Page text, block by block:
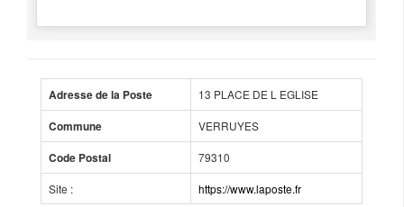
Adresse de la Poste 13 PLACE DE L EGLISE
Commune VERRUYES
Code Postal 79310
Site : https://www.laposte.fr